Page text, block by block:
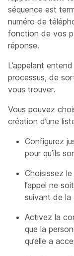
séquence est
numéro de
fonction de vos
réponse.
L’appelant
processus, de
vous trouver.
Vous pouvez
création d’une
Configurez
pour qu’ils
Choisissez
l’appel ne
suivant de la
Activez la
que la
qu’elle a